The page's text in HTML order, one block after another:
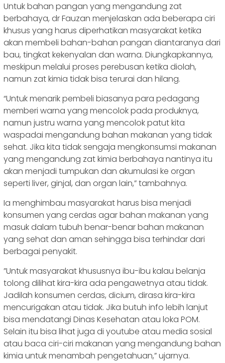
Untuk bahan pangan yang mengandung zat
berbahaya, dr Fauzan menjelaskan ada beberapa ciri
khusus yang harus diperhatikan masyarakat ketika
akan membeli bahan-bahan pangan diantaranya dari
bau, tingkat kekenyalan dan warna. Diungkapkannya,
meskipun melalui proses perebusan ketika diolah,
namun zat kimia tidak bisa terurai dan hilang.
“Untuk menarik pembeli biasanya para pedagang
memberi warna yang mencolok pada produknya,
namun justru warna yang mencolok patut kita
waspadai mengandung bahan makanan yang tidak
sehat. Jika kita tidak sengaja mengkonsumsi makanan
yang mengandung zat kimia berbahaya nantinya itu
akan menjadi tumpukan dan akumulasi ke organ
seperti liver, ginjal, dan organ lain,” tambahnya.
Ia menghimbau masyarakat harus bisa menjadi
konsumen yang cerdas agar bahan makanan yang
masuk dalam tubuh benar-benar bahan makanan
yang sehat dan aman sehingga bisa terhindar dari
berbagai penyakit.
”Untuk masyarakat khususnya ibu-ibu kalau belanja
tolong dilihat kira-kira ada pengawetnya atau tidak.
Jadilah konsumen cerdas, dicium, dirasa kira-kira
mencurigakan atau tidak. Jika butuh info lebih lanjut
bisa mendatangi Dinas Kesehatan atau loka POM.
Selain itu bisa lihat juga di youtube atau media sosial
atau baca ciri-ciri makanan yang mengandung bahan
kimia untuk menambah pengetahuan,” ujarnya.